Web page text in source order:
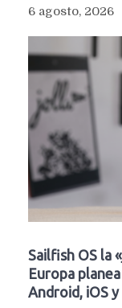
6 agosto, 2026
Sailfish OS la
Europa
Android, iOS